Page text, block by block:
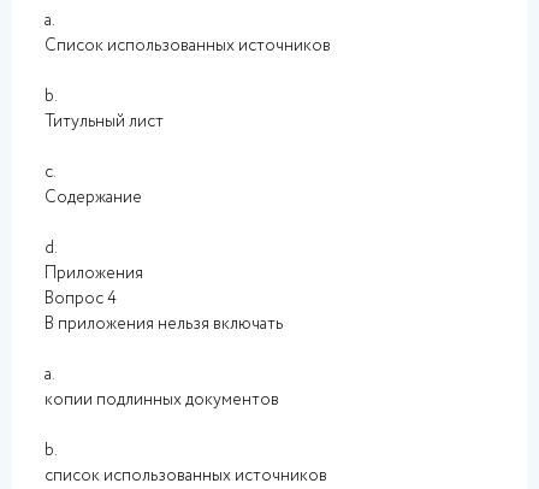
a.
Список использованных источников
b.
Титульный лист
c.
Содержание
d.
Приложения
Вопрос 4
В приложения нельзя включать
a.
копии подлинных документов
b.
список использованных источников